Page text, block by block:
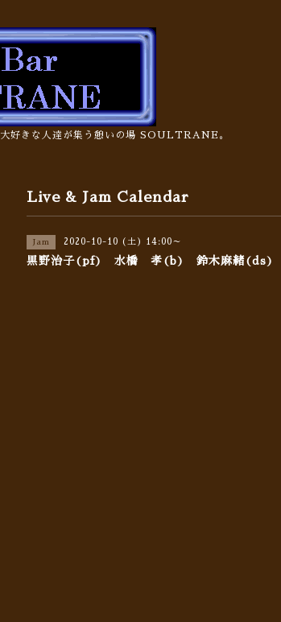
好きな人達が集う憩いの場 SOULTRANE。
Live & Jam Calendar
Jam 2020-10-10 (土) 14:00～
黒野治子(pf) 水橋 孝(b) 鈴木麻緒(ds)